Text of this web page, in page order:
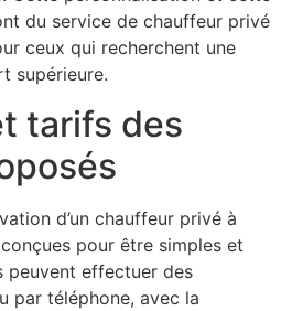
du service de chauffeur privé
ceux qui recherchent une
supérieure.
tarifs des
d’un chauffeur privé à
pour être simples et
peuvent effectuer des
par téléphone, avec la